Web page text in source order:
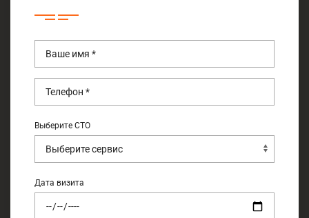
Выберите СТО
Дата визита